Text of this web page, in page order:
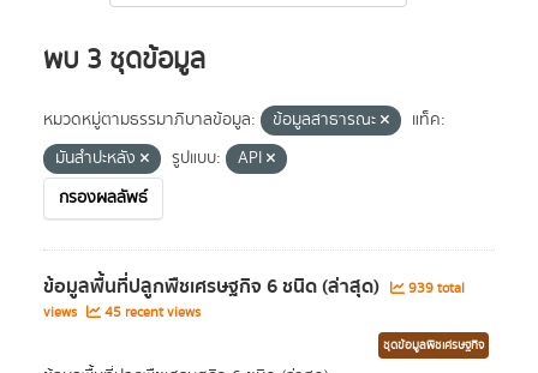
พบ 3 ชุดข้อมูล
หมวดหมู่ตามธรรมาภิบาลข้อมูล: ข้อมูลสาธารณะ
แท็ค:
มันสำปะหลัง
รูปแบบ:
API
กรองผลลัพธ์
ข้อมูลพื้นที่ปลูกพืชเศรษฐกิจ 6 ชนิด (ล่าสุด)
939 total
views
45 recent views
ชุดข้อมูลพืชเศรษฐกิจ